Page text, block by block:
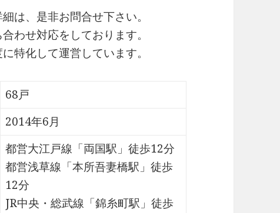
は、是非お問合せ下さい。
わせ対応をしております。
特化して運営しています。
68戸
2014年6月
都営大江戸線「両国駅」徒歩12分
都営浅草線「本所吾妻橋駅」徒歩
12分
JR中央・総武線「錦糸町駅」徒歩